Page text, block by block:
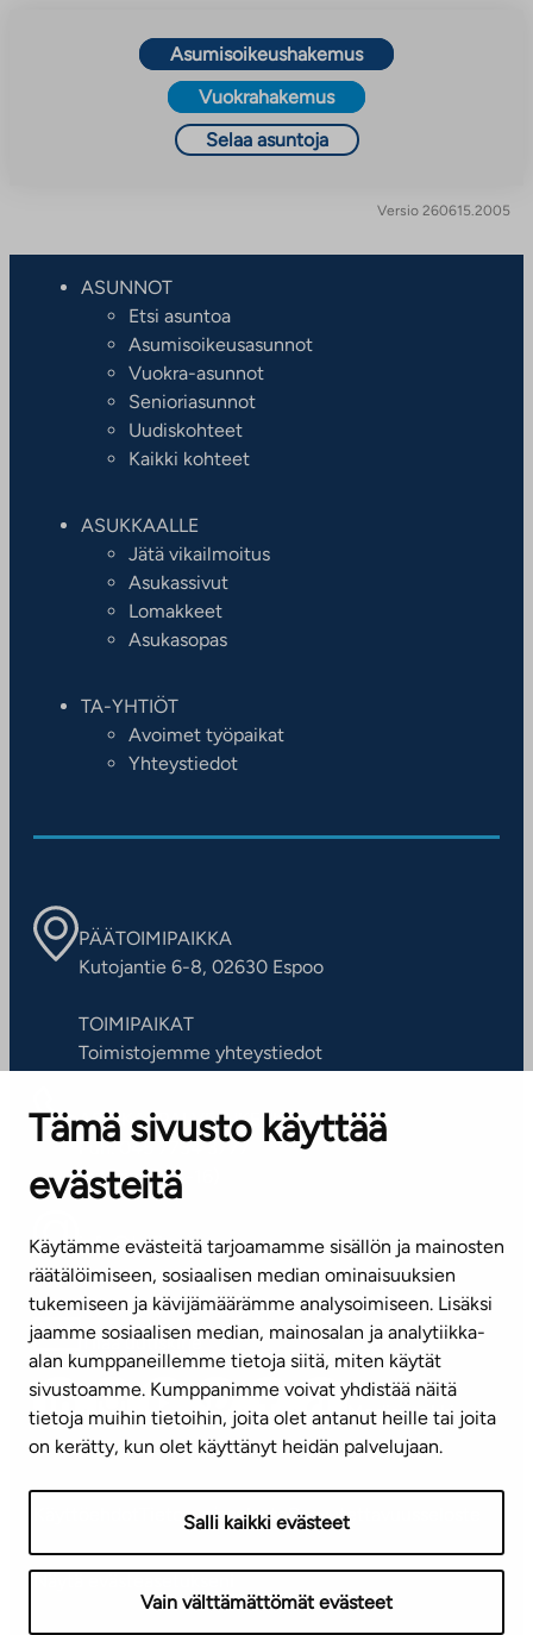
Tämä sivusto käyttää
evästeitä
Käytämme evästeitä tarjoamamme sisällön ja mainosten
räätälöimiseen, sosiaalisen median ominaisuuksien
tukemiseen ja kävijämäärämme analysoimiseen. Lisäksi
jaamme sosiaalisen median, mainosalan ja analytiikka-
alan kumppaneillemme tietoja siitä, miten käytät
sivustoamme. Kumppanimme voivat yhdistää näitä
tietoja muihin tietoihin, joita olet antanut heille tai joita
on kerätty, kun olet käyttänyt heidän palvelujaan.
Salli kaikki evästeet
Vain välttämättömät evästeet
Asumisoikeushakemus
Vuokrahakemus
Selaa asuntoja
Versio 260615.2005
ASUNNOT
Etsi asuntoa
Asumisoikeusasunnot
Vuokra-asunnot
Senioriasunnot
Uudiskohteet
Kaikki kohteet
ASUKKAALLE
Jätä vikailmoitus
Asukassivut
Lomakkeet
Asukasopas
TA-YHTIÖT
Avoimet työpaikat
Yhteystiedot
PÄÄTOIMIPAIKKA
Kutojantie 6-8, 02630 Espoo
TOIMIPAIKAT
Toimistojemme yhteystiedot
ASIAKASPALVELUKESKUS
Puh. 045 7734 3777
(arkisin klo 8-16)
info@ta.fi
Tilaa uutiskirje
Mediapankki
TietosuojaselosteSaavutettavuusseloste